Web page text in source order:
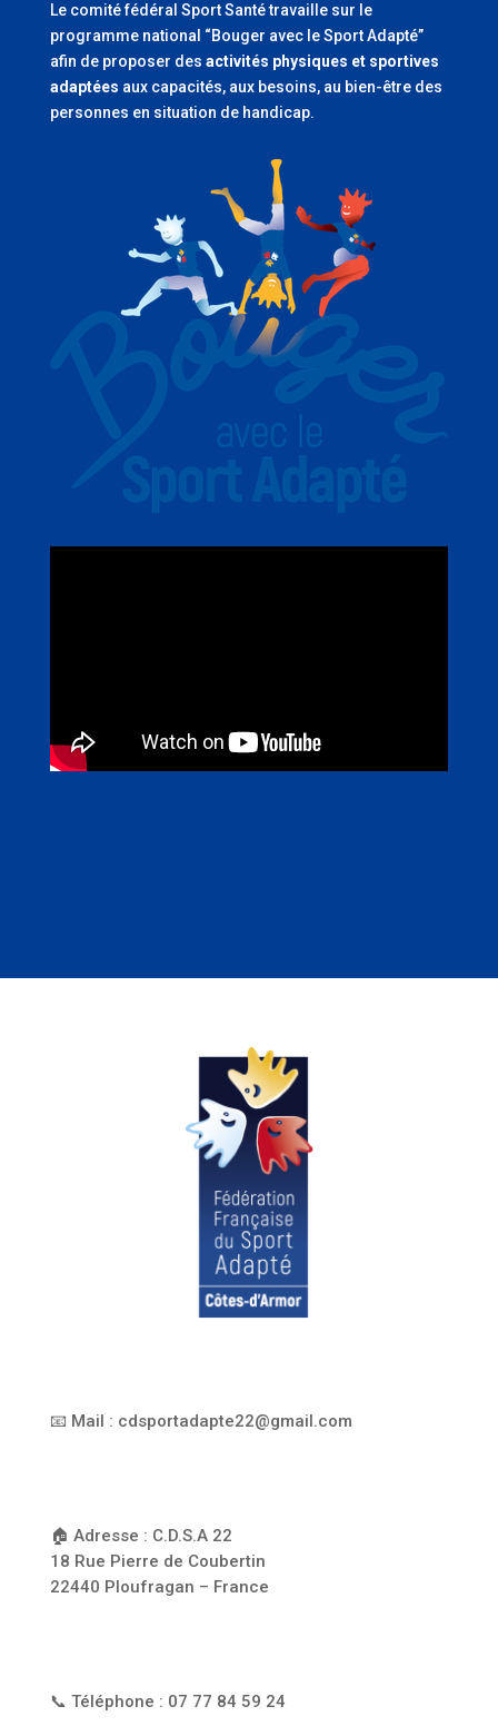
Le comité fédéral Sport Santé travaille sur le
programme national “Bouger avec le Sport Adapté”
afin de proposer des activités physiques et sportives
adaptées aux capacités, aux besoins, au bien-être des
personnes en situation de handicap.
📧 Mail : cdsportadapte22@gmail.com
🏠 Adresse : C.D.S.A 22
18 Rue Pierre de Coubertin
22440 Ploufragan – France
📞 Téléphone : 07 77 84 59 24